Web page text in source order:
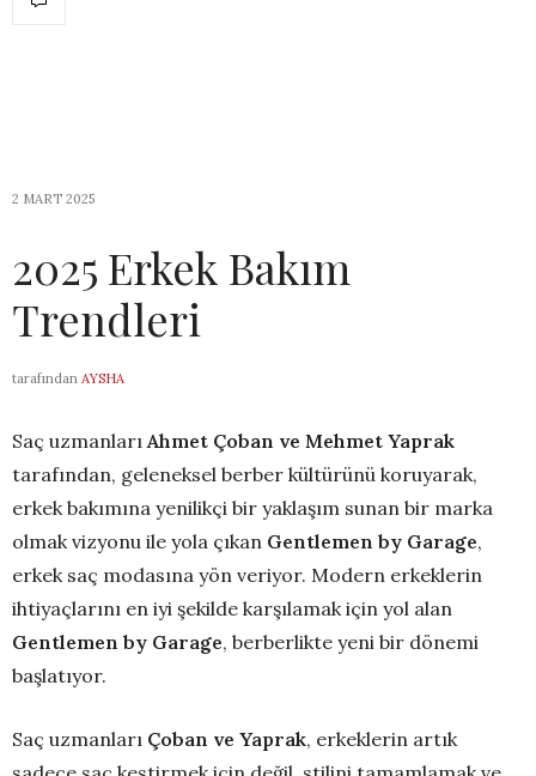
2 MART 2025
2025 Erkek Bakım
Trendleri
tarafından AYSHA
Saç uzmanlarıAhmet Çoban ve Mehmet Yaprak
tarafından, geleneksel berber kültürünü koruyarak,
erkek bakımına yenilikçi bir yaklaşım sunan bir marka
olmak vizyonu ile yola çıkan Gentlemen by Garage,
erkek saç modasına yön veriyor. Modern erkeklerin
ihtiyaçlarını en iyi şekilde karşılamak için yol alan
Gentlemen by Garage, berberlikte yeni bir dönemi
başlatıyor.
Saç uzmanları Çoban ve Yaprak, erkeklerin artık